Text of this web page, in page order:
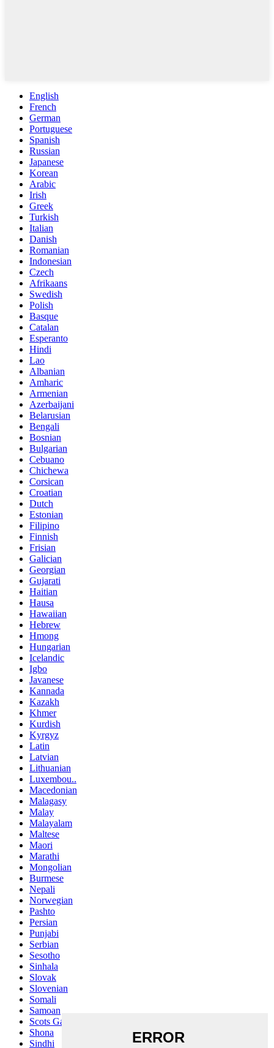
English
French
German
Portuguese
Spanish
Russian
Japanese
Korean
Arabic
Irish
Greek
Turkish
Italian
Danish
Romanian
Indonesian
Czech
Afrikaans
Swedish
Polish
Basque
Catalan
Esperanto
Hindi
Lao
Albanian
Amharic
Armenian
Azerbaijani
Belarusian
Bengali
Bosnian
Bulgarian
Cebuano
Chichewa
Corsican
Croatian
Dutch
Estonian
Filipino
Finnish
Frisian
Galician
Georgian
Gujarati
Haitian
Hausa
Hawaiian
Hebrew
Hmong
Hungarian
Icelandic
Igbo
Javanese
Kannada
Kazakh
Khmer
Kurdish
Kyrgyz
Latin
Latvian
Lithuanian
Luxembou..
Macedonian
Malagasy
Malay
Malayalam
Maltese
Maori
Marathi
Mongolian
Burmese
Nepali
Norwegian
Pashto
Persian
Punjabi
Serbian
Sesotho
Sinhala
Slovak
Slovenian
Somali
Samoan
Scots Gaelic
Shona
Sindhi